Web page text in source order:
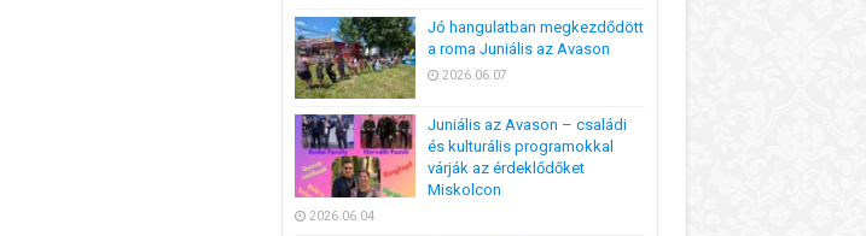
Jó hangulatban megkezdődött
a roma Juniális az Avason
2026.06.07
Juniális az Avason – családi
és kulturális programokkal
várják az érdeklődőket
Miskolcon
2026.06.04